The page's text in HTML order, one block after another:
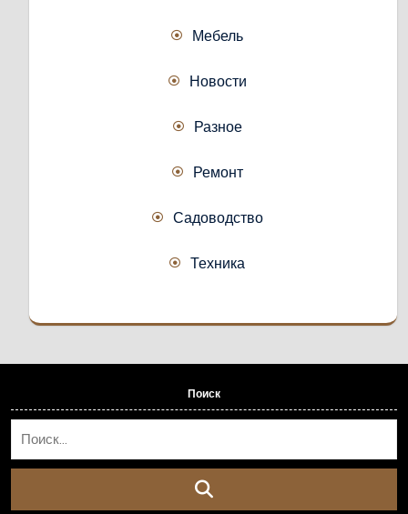
Мебель
Новости
Разное
Ремонт
Садоводство
Техника
Поиск